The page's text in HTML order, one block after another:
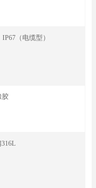
（电缆型）
胶